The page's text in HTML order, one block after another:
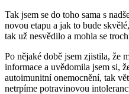
Tak jsem se do toho sama s
novou etapu a jak to bude
tak už nesvědilo a mohla se
Po nějaké době jsem zjistila, že
informace a uvědomila jsem si,
autoimunitní onemocnění, tak
netrpíme potravinovou